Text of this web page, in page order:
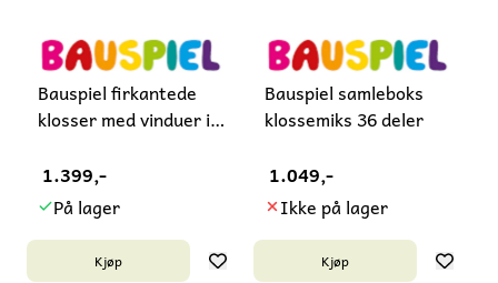
Bauspiel firkantede
klosser med vinduer i
1.399,-
På lager
Kjøp
Bauspiel samleboks
klossemiks 36 deler
1.049,-
Ikke på lager
Kjøp